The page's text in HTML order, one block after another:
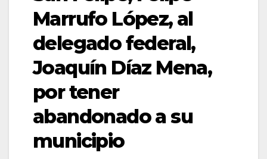
Marrufo López, al
delegado federal,
Joaquín Díaz Mena,
por tener
abandonado a su
municipio